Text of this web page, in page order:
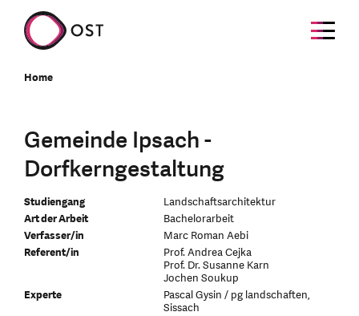
Home
Gemeinde Ipsach -
Dorfkerngestaltung
Studiengang
Landschaftsarchitektur
Art der Arbeit
Bachelorarbeit
Verfasser/in
Marc Roman Aebi
Referent/in
Prof. Andrea Cejka
Prof. Dr. Susanne Karn
Jochen Soukup
Experte
Pascal Gysin / pg landschaften,
Sissach